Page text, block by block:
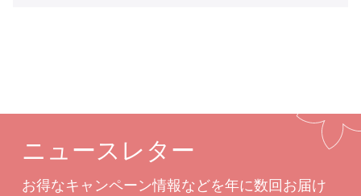
ニュースレター
お得なキャンペーン情報などを年に数回お届け